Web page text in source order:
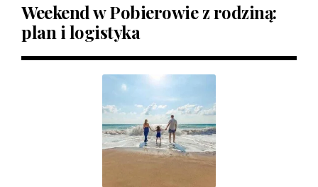
Weekend w Pobierowie z rodziną:
plan i logistyka